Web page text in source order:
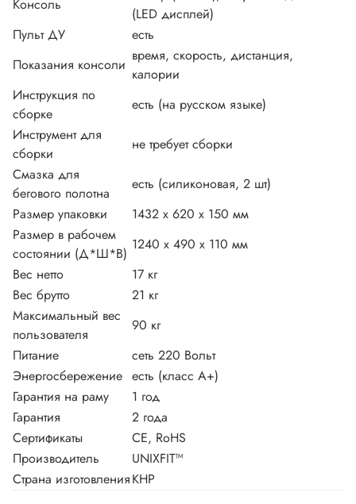
Консоль
(LED дисплей)
Пульт ДУ
есть
Показания консоли
время, скорость, дистанция,
калории
Инструкция по
сборке
есть (на русском языке)
Инструмент для
сборки
не требует сборки
Смазка для
бегового полотна
есть (силиконовая, 2 шт)
Размер упаковки
1432 x 620 x 150 мм
Размер в рабочем
состоянии (Д*Ш*В)
1240 х 490 х 110 мм
Вес нетто
17 кг
Вес брутто
21 кг
Максимальный вес
пользователя
90 кг
Питание
сеть 220 Вольт
Энергосбережение есть (класс А+)
Гарантия на раму
1 год
Гарантия
2 года
Сертификаты
CE, RoHS
Производитель
UNIXFIT™
Страна изготовленияКНР